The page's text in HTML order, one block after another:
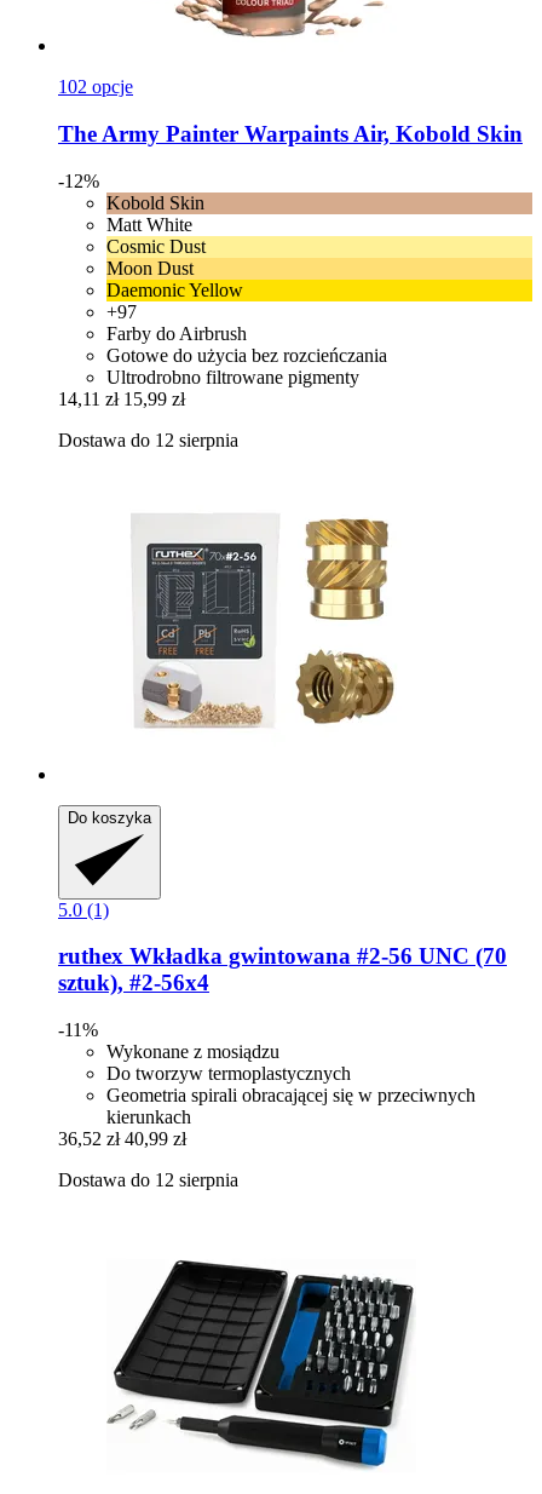
102 opcje
The Army Painter Warpaints Air, Kobold Skin
-12%
Kobold Skin
Matt White
Cosmic Dust
Moon Dust
Daemonic Yellow
+97
Farby do Airbrush
Gotowe do użycia bez rozcieńczania
Ultrodrobno filtrowane pigmenty
14,11 zł 15,99 zł
Dostawa do 12 sierpnia
Do koszyka
5.0 (1)
ruthex Wkładka gwintowana #2-​56 UNC (70
sztuk), #2-​56x4
-11%
Wykonane z mosiądzu
Do tworzyw termoplastycznych
Geometria spirali obracającej się w przeciwnych
kierunkach
36,52 zł 40,99 zł
Dostawa do 12 sierpnia